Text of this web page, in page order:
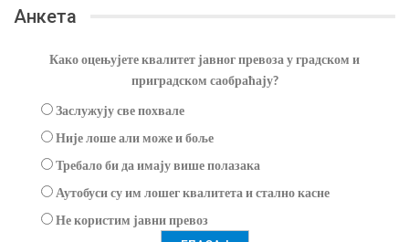
Анкета
Како оцењујете квалитет јавног превоза у градском и
приградском саобраћају?
Заслужују све похвале
Није лоше али може и боље
Требало би да имају више полазака
Аутобуси су им лошег квалитета и стално касне
Не користим јавни превоз